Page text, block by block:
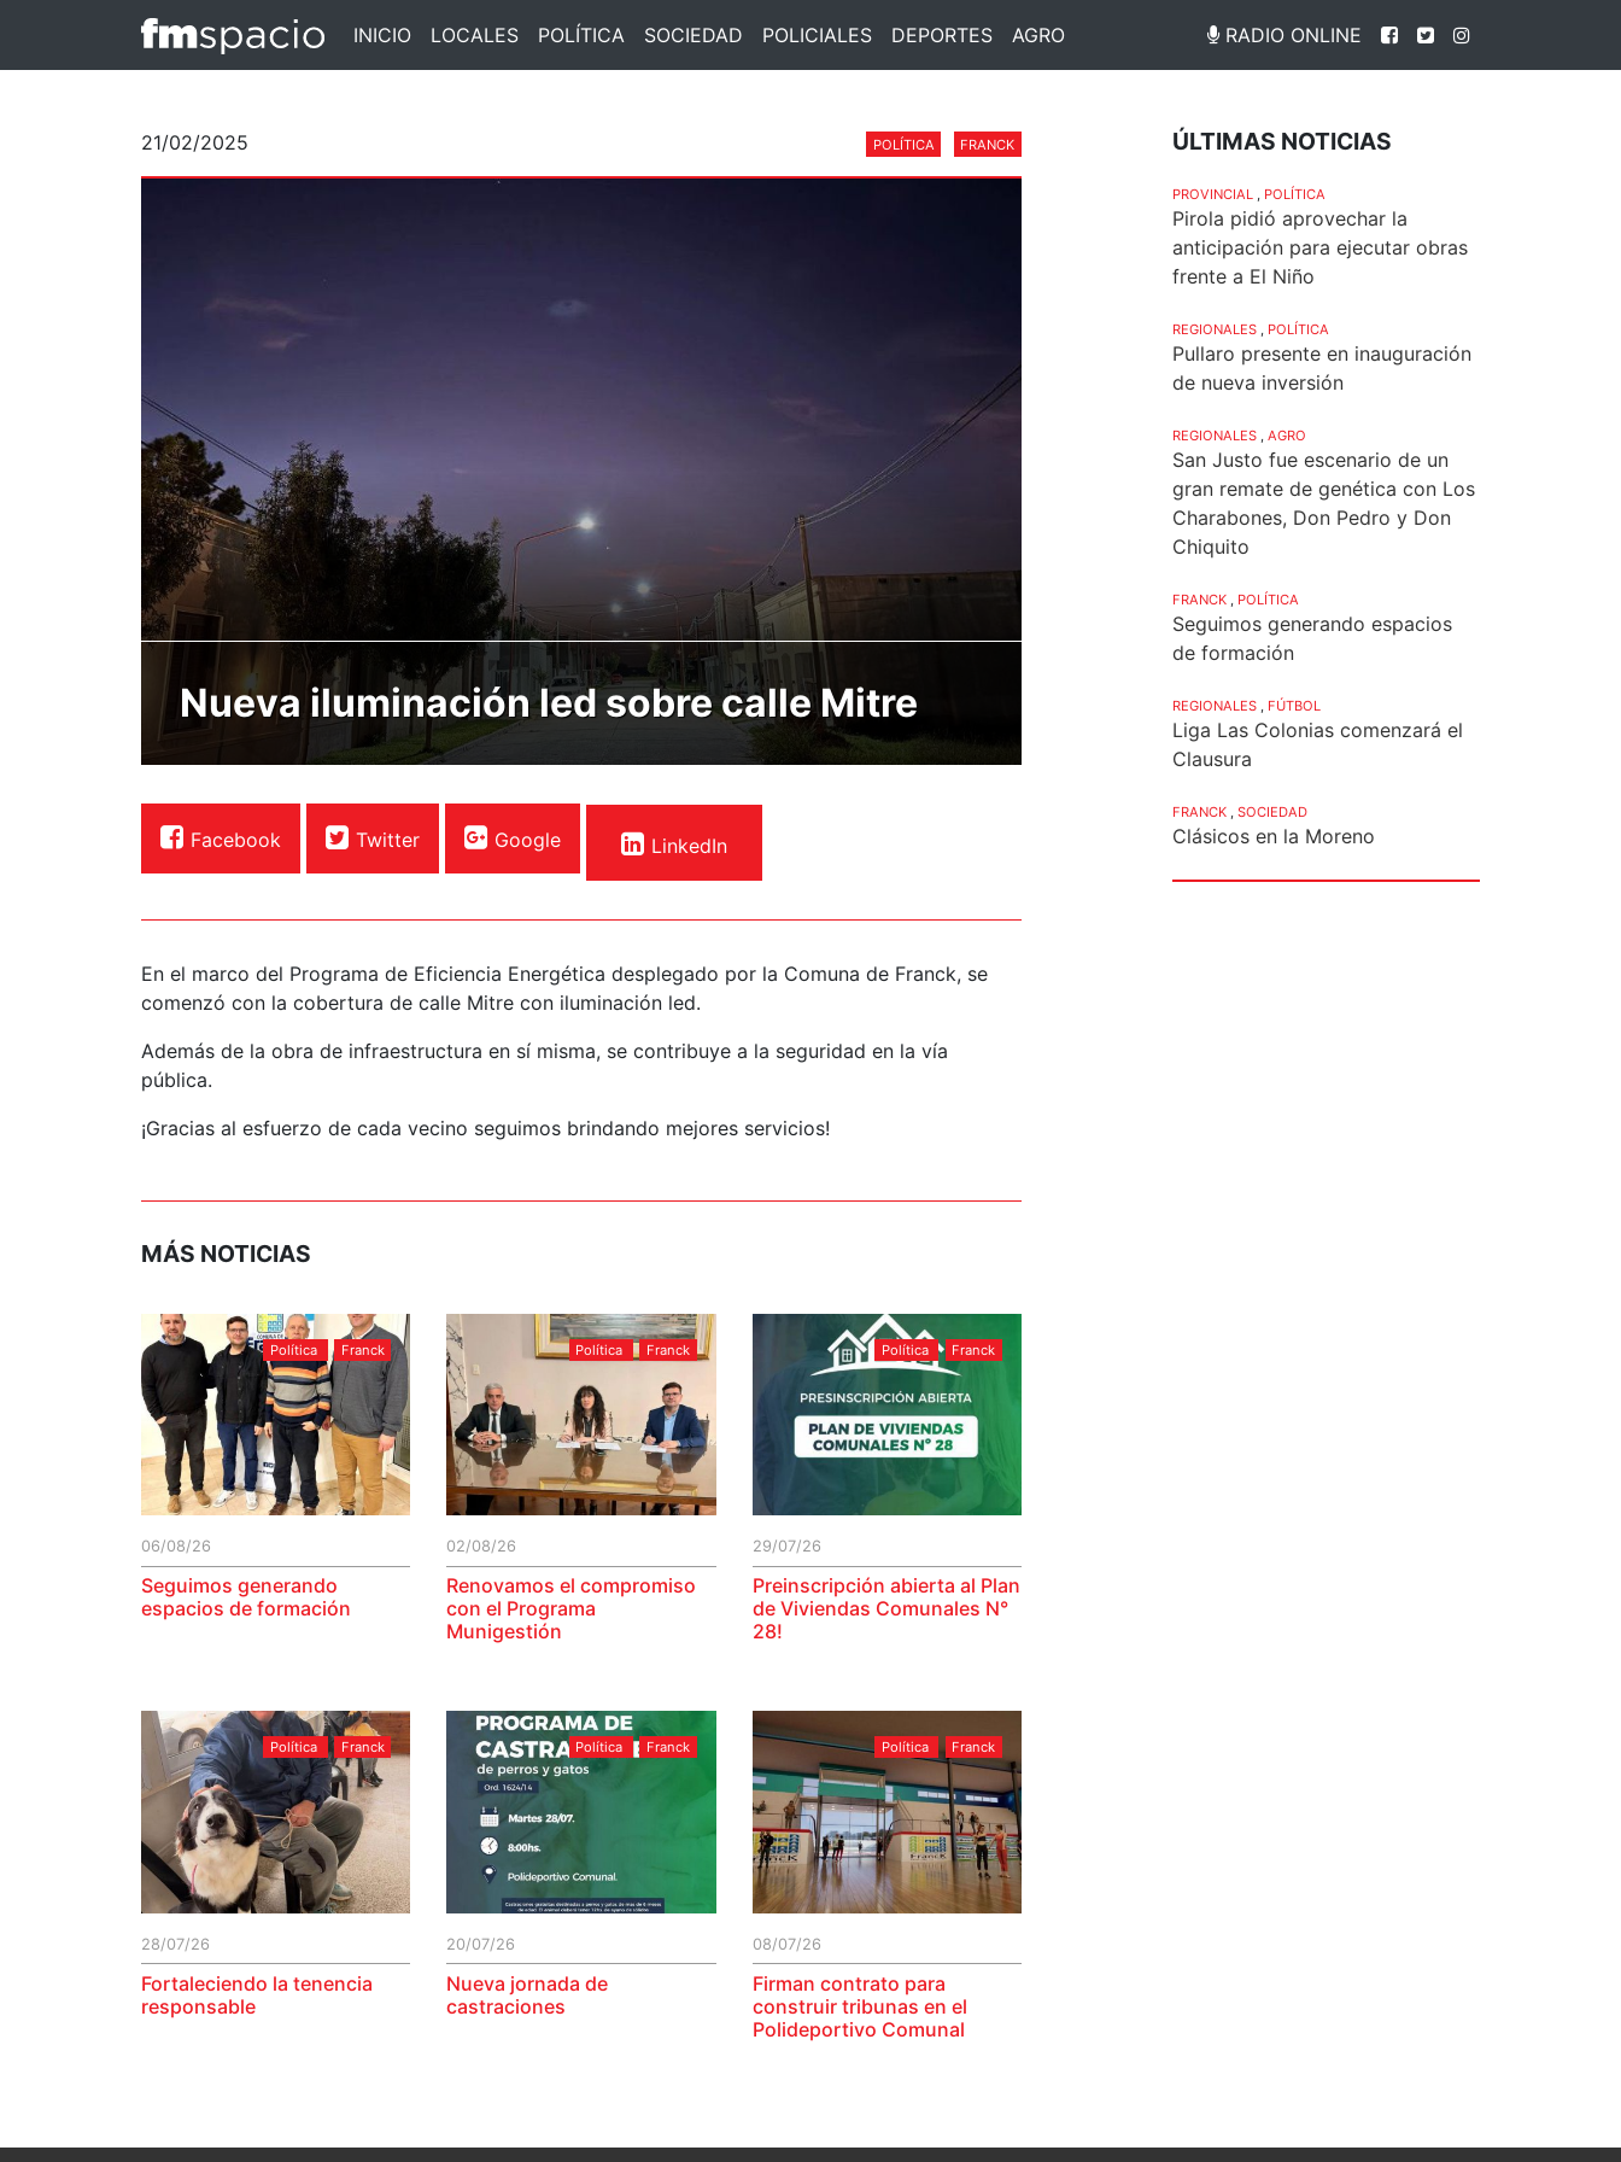
INICIO LOCALES POLÍTICA SOCIEDAD POLICIALES DEPORTES AGRO RADIO ONLINE
21/02/2025 POLÍTICA FRANCK
Nueva iluminación led sobre calle Mitre
Facebook Twitter Google LinkedIn
En el marco del Programa de Eficiencia Energética desplegado por la Comuna de Franck, se
comenzó con la cobertura de calle Mitre con iluminación led.
Además de la obra de infraestructura en sí misma, se contribuye a la seguridad en la vía
pública.
¡Gracias al esfuerzo de cada vecino seguimos brindando mejores servicios!
MÁS NOTICIAS
Política Franck
06/08/26
Seguimos generando
espacios de formación
Política Franck
02/08/26
Renovamos el compromiso
con el Programa
Munigestión
Política Franck
29/07/26
Preinscripción abierta al Plan
de Viviendas Comunales N°
28!
Política Franck
28/07/26
Fortaleciendo la tenencia
responsable
Política Franck
20/07/26
Nueva jornada de
castraciones
Política Franck
08/07/26
Firman contrato para
construir tribunas en el
Polideportivo Comunal
ÚLTIMAS NOTICIAS
PROVINCIAL POLÍTICA
Pirola pidió aprovechar la
anticipación para ejecutar obras
frente a El Niño
REGIONALES POLÍTICA
Pullaro presente en inauguración
de nueva inversión
REGIONALES AGRO
San Justo fue escenario de un
gran remate de genética con Los
Charabones, Don Pedro y Don
Chiquito
FRANCK POLÍTICA
Seguimos generando espacios
de formación
REGIONALES FÚTBOL
Liga Las Colonias comenzará el
Clausura
FRANCK SOCIEDAD
Clásicos en la Moreno